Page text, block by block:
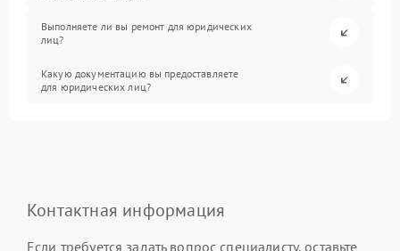
Выполняете ли вы ремонт для юридических
лиц?
Какую документацию вы предоставляете
для юридических лиц?
Контактная информация
Если требуется задать вопрос специалисту, оставьте